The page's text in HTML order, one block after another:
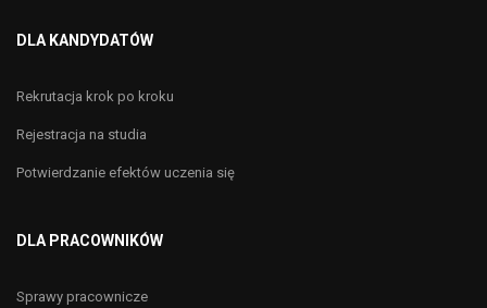
DLA KANDYDATÓW
Rekrutacja krok po kroku
Rejestracja na studia
Potwierdzanie efektów uczenia się
DLA PRACOWNIKÓW
Sprawy pracownicze